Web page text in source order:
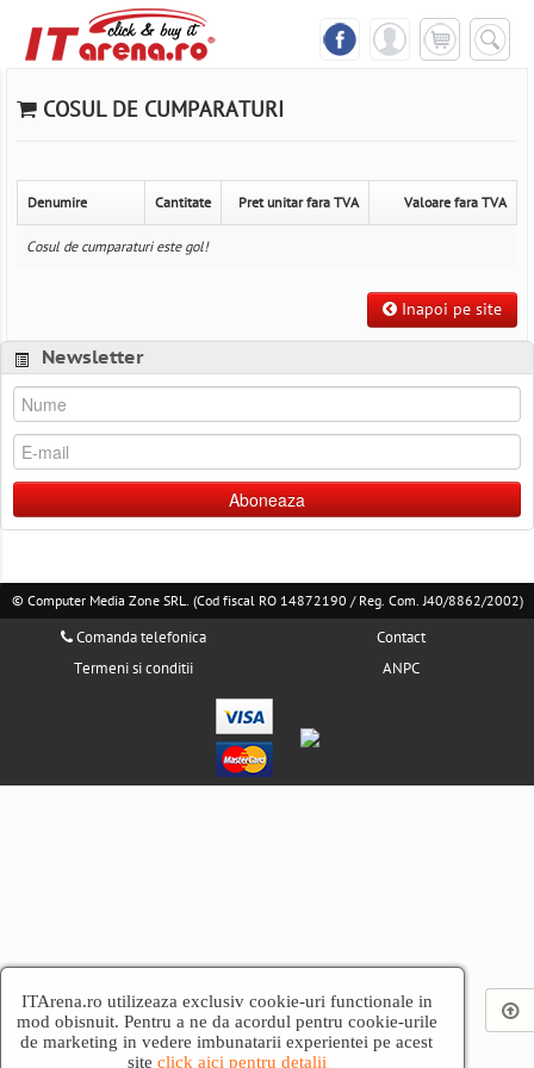
COSUL DE CUMPARATURI
Denumire Cantitate Pret unitar fara TVA Valoare fara TVA
Cosul de cumparaturi este gol!
Inapoi pe site
Newsletter
Aboneaza
© Computer Media Zone SRL. (Cod fiscal RO 14872190 / Reg. Com. J40/8862/2002)
Comanda telefonica
Termeni si conditii
Contact
ANPC
ITArena.ro utilizeaza exclusiv cookie-uri functionale in
mod obisnuit. Pentru a ne da acordul pentru cookie-urile
de marketing in vedere imbunatarii experientei pe acest
site click aici pentru detalii